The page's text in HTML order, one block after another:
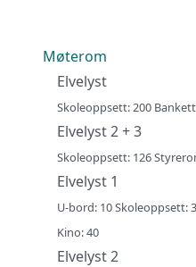
Møterom
Elvelyst
Skoleoppsett: 200
Elvelyst 2 + 3
Skoleoppsett: 126
Elvelyst 1
U-bord: 10 Skoleoppsett:
Kino: 40
Elvelyst 2